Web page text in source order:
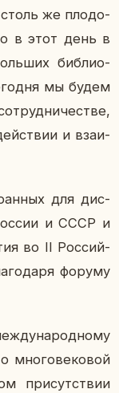
же пло­до­
в этот день в
биб­лио­
мы будем
и вза­и­
для дис­
и СССР и
во II Рос­сий­
форуму
мно­го­ве­ко­вой
при­сут­ствии